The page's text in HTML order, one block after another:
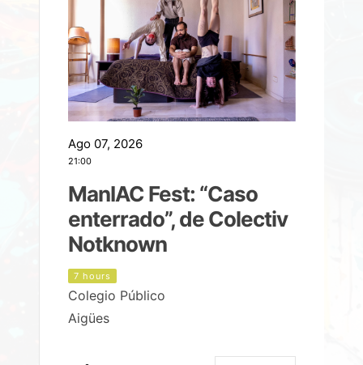
Ago 07, 2026
21:00
ManIAC Fest: “Caso
enterrado”, de Colectiv
Notknown
7 hours
Colegio Público
Aigües